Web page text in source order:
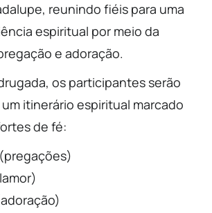
reunindo fiéis para uma
espiritual por meio da
e adoração.
os participantes serão
itinerário espiritual marcado
de fé: